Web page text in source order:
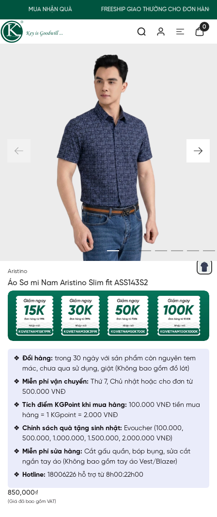
MUA NHẬN QUÀ FREESHIP GIAO THƯỜNG CHO ĐƠN HÀNG
0
Aristino
Áo Sơ mi Nam Aristino Slim fit ASS143S2
850,000₫
(Giá đã bao gồm VAT)
Đổi hàng: trong 30 ngày với sản phẩm còn nguyên tem
mác, chưa qua sử dụng, giặt (Không bao gồm đồ lót)
Miễn phí vận chuyển: Thứ 7, Chủ nhật hoặc cho đơn từ
500.000 VNĐ
Tích điểm KGPoint khi mua hàng: 100.000 VNĐ tiền mua
hàng = 1 KGpoint = 2.000 VNĐ
Chính sách quà tặng sinh nhật: Evoucher (100.000,
500.000, 1.000.000, 1.500.000, 2.000.000 VNĐ)
Miễn phí sửa hàng: Cắt gấu quần, bóp bụng, sửa cắt
ngắn tay áo (Không bao gồm tay áo Vest/Blazer)
Hotline: 18006226 hỗ trợ từ 8h00:22h00